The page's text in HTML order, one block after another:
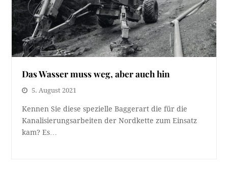
Das Wasser muss weg, aber auch hin
5. August 2021
Kennen Sie diese spezielle Baggerart die für die
Kanalisierungsarbeiten der Nordkette zum Einsatz
kam? Es…